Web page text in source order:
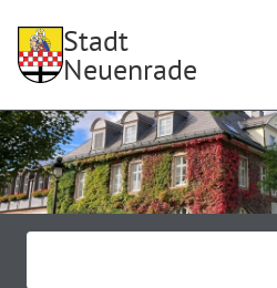
Stadt
Neuenrade